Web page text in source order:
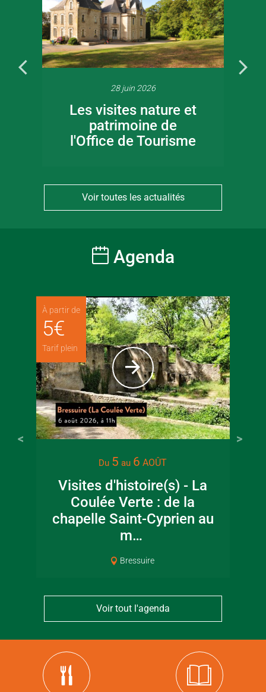
28 juin 2026
Les visites nature et
patrimoine de
l'Office de Tourisme
Voir toutes les actualités
Agenda
À partir de
5€
Tarif plein
Du 5 au 6 AOÛT
Visites d'histoire(s) - La
Coulée Verte : de la
chapelle Saint-Cyprien au
m…
Bressuire
Voir tout l'agenda